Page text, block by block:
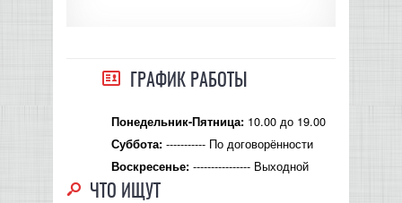
ГРАФИК РАБОТЫ
Понедельник-Пятница: 10.00 до 19.00
Суббота: ----------- По договорённости
Воскресенье: ---------------- Выходной
ЧТО ИЩУТ